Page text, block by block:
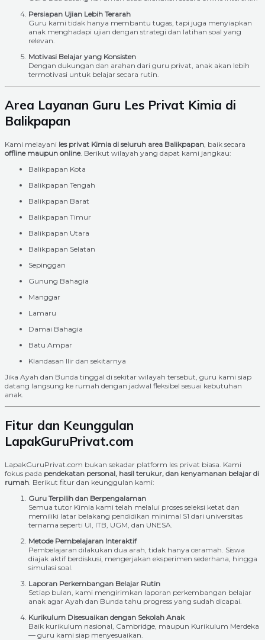
Persiapan Ujian Lebih Terarah
Guru kami tidak hanya membantu tugas, tapi juga menyiapkan
anak menghadapi ujian dengan strategi dan latihan soal yang
relevan.
Motivasi Belajar yang Konsisten
Dengan dukungan dan arahan dari guru privat, anak akan lebih
termotivasi untuk belajar secara rutin.
Area Layanan Guru Les Privat Kimia di
Balikpapan
Kami melayani les privat Kimia di seluruh area Balikpapan , baik secara
offline maupun online. Berikut wilayah yang dapat kami jangkau:
Balikpapan Kota
Balikpapan Tengah
Balikpapan Barat
Balikpapan Timur
Balikpapan Utara
Balikpapan Selatan
Sepinggan
Gunung Bahagia
Manggar
Lamaru
Damai Bahagia
Batu Ampar
Klandasan Ilir dan sekitarnya
Jika Ayah dan Bunda tinggal di sekitar wilayah tersebut, guru kami siap
datang langsung ke rumah dengan jadwal fleksibel sesuai kebutuhan
anak.
Fitur dan Keunggulan
LapakGuruPrivat.com
LapakGuruPrivat.com bukan sekadar platform les privat biasa. Kami
fokus pada pendekatan personal, hasil terukur, dan kenyamanan belajar di
rumah . Berikut fitur dan keunggulan kami:
Guru Terpilih dan Berpengalaman
Semua tutor Kimia kami telah melalui proses seleksi ketat dan
memiliki latar belakang pendidikan minimal S1 dari universitas
ternama seperti UI, ITB, UGM, dan UNESA.
Metode Pembelajaran Interaktif
Pembelajaran dilakukan dua arah, tidak hanya ceramah. Siswa
diajak aktif berdiskusi, mengerjakan eksperimen sederhana, hingga
simulasi soal.
Laporan Perkembangan Belajar Rutin
Setiap bulan, kami mengirimkan laporan perkembangan belajar
anak agar Ayah dan Bunda tahu progress yang sudah dicapai.
Kurikulum Disesuaikan dengan Sekolah Anak
Baik kurikulum nasional, Cambridge, maupun Kurikulum Merdeka
— guru kami siap menyesuaikan.